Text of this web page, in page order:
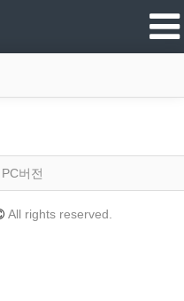
PC버전
All rights reserved.